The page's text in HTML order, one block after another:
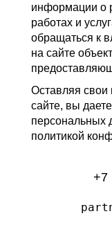
информации о
работах и
обращаться к
на сайте
Оставляя свои
сайте, вы
персональных
политикой
+7